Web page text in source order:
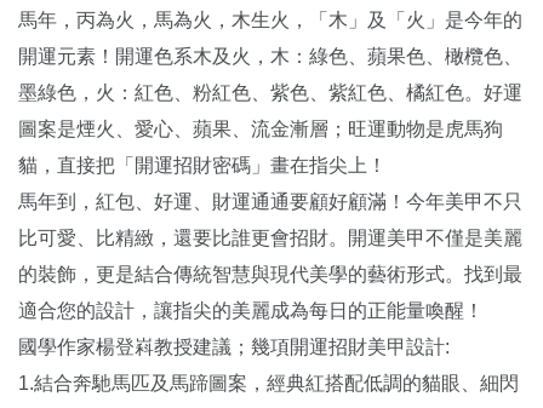
馬年，丙為火，馬為火，木生火，「木」及「火」是今年的
開運元素！開運色系木及火，木：綠色、蘋果色、橄欖色、
墨綠色，火：紅色、粉紅色、紫色、紫紅色、橘紅色。好運
圖案是煙火、愛心、蘋果、流金漸層；旺運動物是虎馬狗
貓，直接把「開運招財密碼」畫在指尖上！
馬年到，紅包、好運、財運通通要顧好顧滿！今年美甲不只
比可愛、比精緻，還要比誰更會招財。開運美甲不僅是美麗
的裝飾，更是結合傳統智慧與現代美學的藝術形式。找到最
適合您的設計，讓指尖的美麗成為每日的正能量喚醒！
國學作家楊登嵙教授建議；幾項開運招財美甲設計:
1.結合奔馳馬匹及馬蹄圖案，經典紅搭配低調的貓眼、細閃